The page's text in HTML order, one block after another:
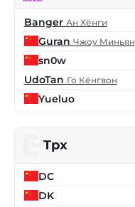
Banger Ан Хёнги
Guran Чжоу Миньян
sn0w
UdoTan Го Кёнгвон
Yueluo
Tpx
DC
DK